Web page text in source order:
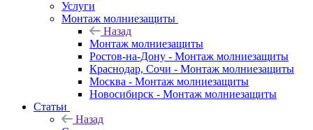
Услуги
Монтаж молниезащиты
Назад
Монтаж молниезащиты
Ростов-на-Дону - Монтаж молниезащиты
Краснодар, Сочи - Монтаж молниезащиты
Москва - Монтаж молниезащиты
Новосибирск - Монтаж молниезащиты
Статьи
Назад